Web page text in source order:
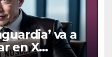
va a
en X